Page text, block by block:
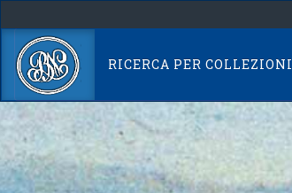
navigation
RICERCA PER COLLEZIONI